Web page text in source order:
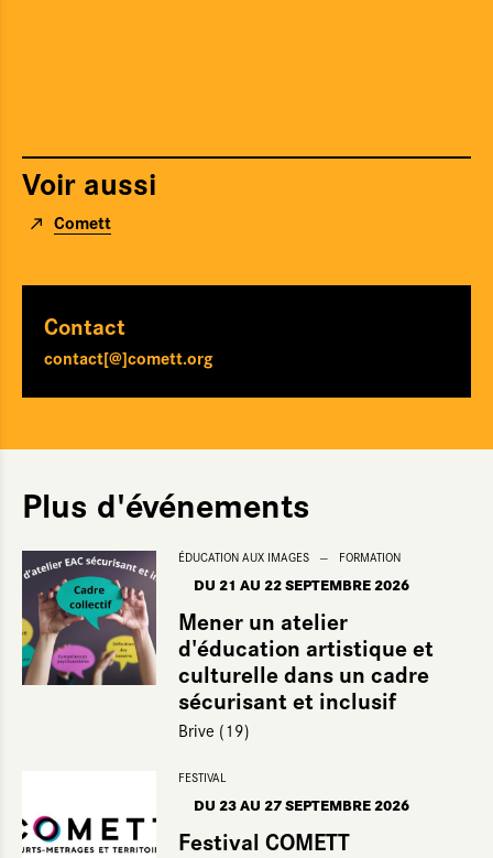
Boîte à outils
Voir aussi
Comett
Contact
contact[@]comett.org
Plus d'événements
ÉDUCATION AUX IMAGES FORMATION
DU 21 AU 22 SEPTEMBRE 2026
Mener un atelier
d'éducation artistique et
culturelle dans un cadre
sécurisant et inclusif
Brive (19)
FESTIVAL
DU 23AU 27 SEPTEMBRE 2026
Festival COMETT